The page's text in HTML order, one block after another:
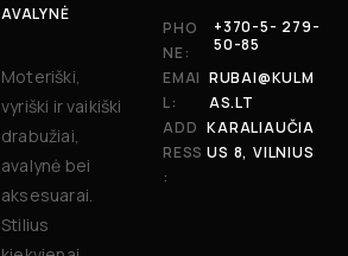
AVALYNĖ
Moteriški,
vyriški ir vaikiški
drabužiai,
avalynė bei
aksesuarai.
Stilius
PHO
NE:
+370-5- 279-
50-85
EMAI
L:
RUBAI@KULM
AS.LT
ADD
RESS
:
KARALIAUČIA
US 8, VILNIUS